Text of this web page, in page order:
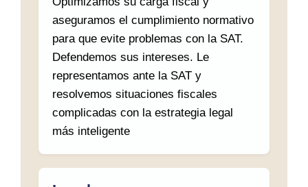
aseguramos el cumplimiento normativo
para que evite problemas con la SAT.
Defendemos sus intereses. Le
representamos ante la SAT y
resolvemos situaciones fiscales
complicadas con la estrategia legal
más inteligente